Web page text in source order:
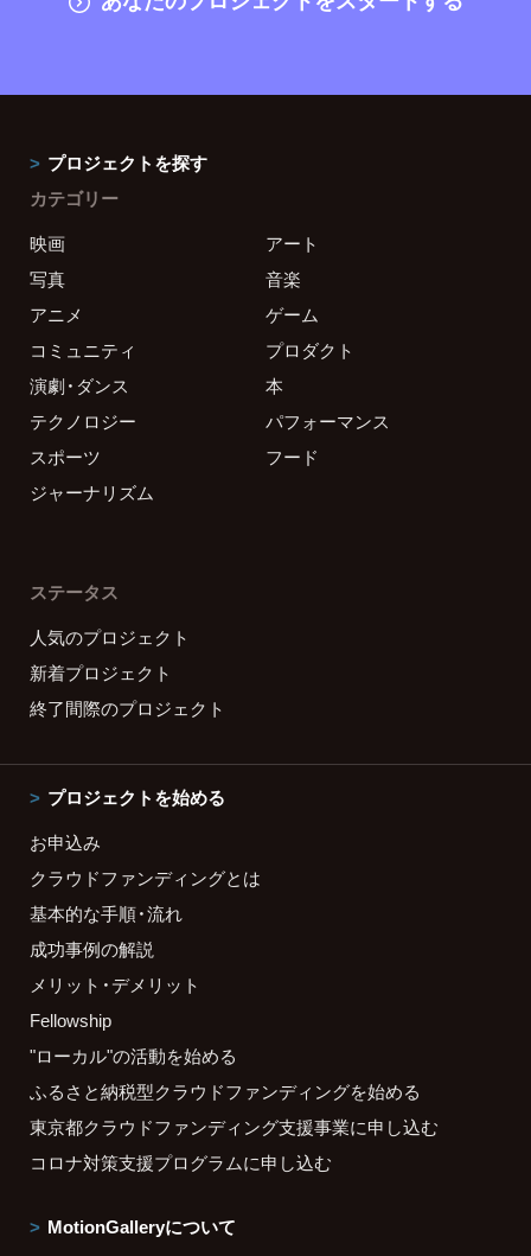
プロジェクトを探す
カテゴリー
映画
アート
写真
音楽
アニメ
ゲーム
コミュニティ
プロダクト
演劇・ダンス
本
テクノロジー
パフォーマンス
スポーツ
フード
ジャーナリズム
ステータス
人気のプロジェクト
新着プロジェクト
終了間際のプロジェクト
プロジェクトを始める
お申込み
クラウドファンディングとは
基本的な手順・流れ
成功事例の解説
メリット・デメリット
Fellowship
"ローカル"の活動を始める
ふるさと納税型クラウドファンディングを始める
東京都クラウドファンディング支援事業に申し込む
コロナ対策支援プログラムに申し込む
MotionGalleryについて